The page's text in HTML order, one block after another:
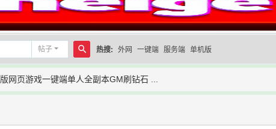
帖子
搜
索
热搜: 外网 一键端 服务端 单机版
网页游戏一键端单人全副本GM刷钻石 ...